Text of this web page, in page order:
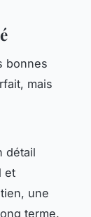
bonnes
mais
détail
et
une
terme.